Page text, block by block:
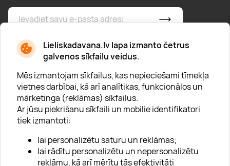
Lieliskadavana.lv lapa izmanto četrus
galvenos sīkfailu veidus.
Mēs izmantojam sīkfailus, kas nepieciešami tīmekļa
vietnes darbībai, kā arī analītikas, funkcionālos un
mārketinga (reklāmas) sīkfailus.
Ar jūsu piekrišanu sīkfaili un mobilie identifikatori
tiek izmantoti:
lai personalizētu saturu un reklāmas;
lai rādītu personalizētu un nepersonalizētu
reklāmu, kā arī mērītu tās efektivitāti
* Esmu iepazinies/usies arprivātuma politiku
Par "Lieliska dāvana"